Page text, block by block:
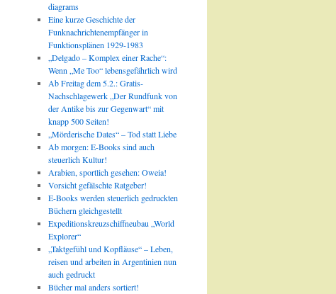
diagrams
Eine kurze Geschichte der
Funknachrichtenempfänger in
Funktionsplänen 1929-1983
„Delgado – Komplex einer Rache“:
Wenn „Me Too“ lebensgefährlich wird
Ab Freitag dem 5.2.: Gratis-
Nachschlagewerk „Der Rundfunk von
der Antike bis zur Gegenwart“ mit
knapp 500 Seiten!
„Mörderische Dates“ – Tod statt Liebe
Ab morgen: E-Books sind auch
steuerlich Kultur!
Arabien, sportlich gesehen: Oweia!
Vorsicht gefälschte Ratgeber!
E-Books werden steuerlich gedruckten
Büchern gleichgestellt
Expeditionskreuzschiffneubau „World
Explorer“
„Taktgefühl und Kopfläuse“ – Leben,
reisen und arbeiten in Argentinien nun
auch gedruckt
Bücher mal anders sortiert!